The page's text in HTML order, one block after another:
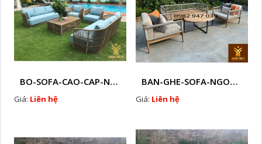
BO-SOFA-CAO-CAP-NHUA-GIA-MAY-HTT - S88
Giá: Liên hệ
BAN-GHE-SOFA-NGOAI-TROI-GIA-MAY-KN12
Giá: Liên hệ